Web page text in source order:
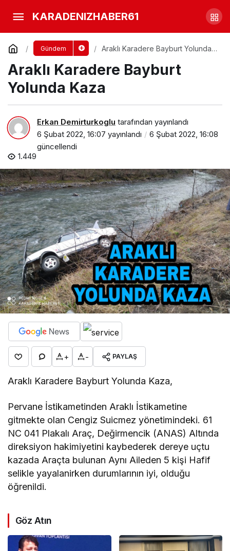
KARADENIZHABER61
Gündem
Araklı Karadere Bayburt Yolunda
Araklı Karadere Bayburt
Yolunda Kaza
Erkan Demirturkoglu tarafından yayınlandı
6 Şubat 2022, 16:07 yayınlandı
6 Şubat 2022, 16:08
güncellendi
1.449
+ - PAYLAŞ
Araklı Karadere Bayburt Yolunda Kaza,
Pervane İstikametinden Araklı İstikametine
gitmekte olan Cengiz Suicmez yönetimindeki. 61
NC 041 Plakalı Araç, Değirmencik (ANAS) Altında
direksiyon hakimiyetini kaybederek dereye uçtu
kazada Araçta bulunan Aynı Aileden 5 kişi Hafif
selikle yayalanirken durumlarının iyi, olduğu
öğrenildi.
Göz Atın
Araklı Güne Kaza Haberleriyle
uyandıYorum Yap